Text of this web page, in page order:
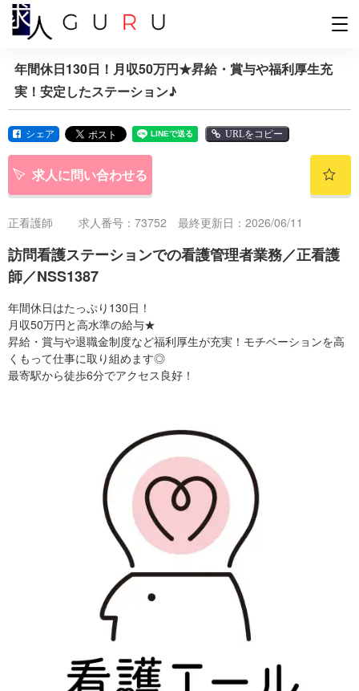
年間休日130日！月収50万円★昇給・賞与や福利厚生充
実！安定したステーション♪
シェア URLをコピー
求人に問い合わせる
正看護師 求人番号：73752 最終更新日：2026/06/11
訪問看護ステーションでの看護管理者業務／正看護
師／NSS1387
年間休日はたっぷり130日！
月収50万円と高水準の給与★
昇給・賞与や退職金制度など福利厚生が充実！モチベーションを高
くもって仕事に取り組めます◎
最寄駅から徒歩6分でアクセス良好！